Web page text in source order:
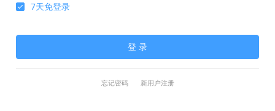
7天免登录
登 录
忘记密码 新用户注册